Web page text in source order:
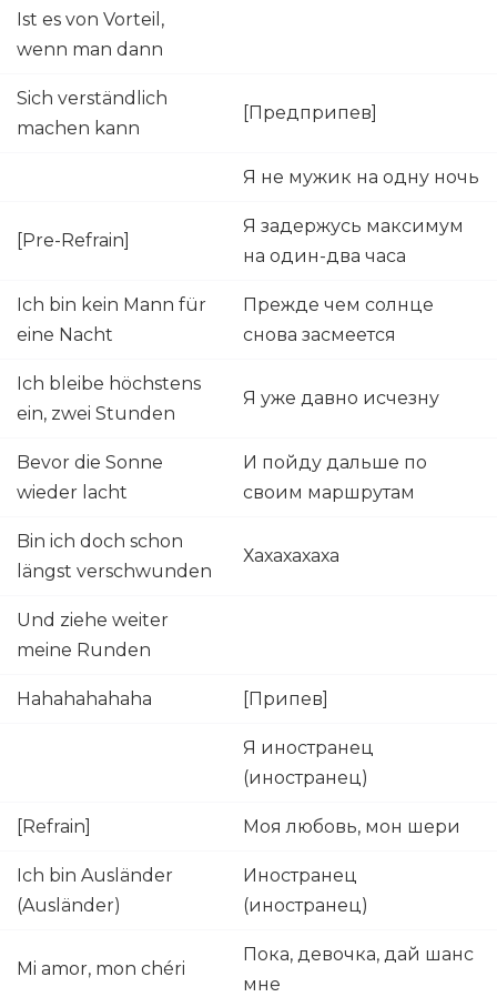
Ist es von Vorteil,
wenn man dann
Sich verständlich
machen kann
[Предприпев]
Я не мужик на одну ночь
[Pre-Refrain]
Я задержусь максимум
на один-два часа
Ich bin kein Mann für
eine Nacht
Прежде чем солнце
снова засмеется
Ich bleibe höchstens
ein, zwei Stunden
Я уже давно исчезну
Bevor die Sonne
wieder lacht
И пойду дальше по
своим маршрутам
Bin ich doch schon
längst verschwunden
Хахахахаха
Und ziehe weiter
meine Runden
Hahahahahaha [Припев]
Я иностранец
(иностранец)
[Refrain] Моя любовь, мон шери
Ich bin Ausländer
(Ausländer)
Иностранец
(иностранец)
Mi amor, mon chéri
Пока, девочка, дай шанс
мне